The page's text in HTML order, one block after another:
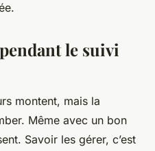
le suivi
montent, mais la
Même avec un bon
Savoir les gérer, c’est